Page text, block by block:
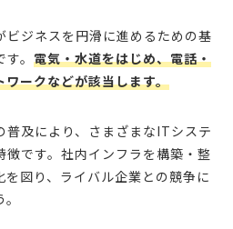
ビジネスを円滑に進めるための基
。 電気・水道をはじめ、電話・
ークなどが該当します。
普及により、さまざまなITシステ
徴です。社内インフラを構築・整
図り、ライバル企業との競争に